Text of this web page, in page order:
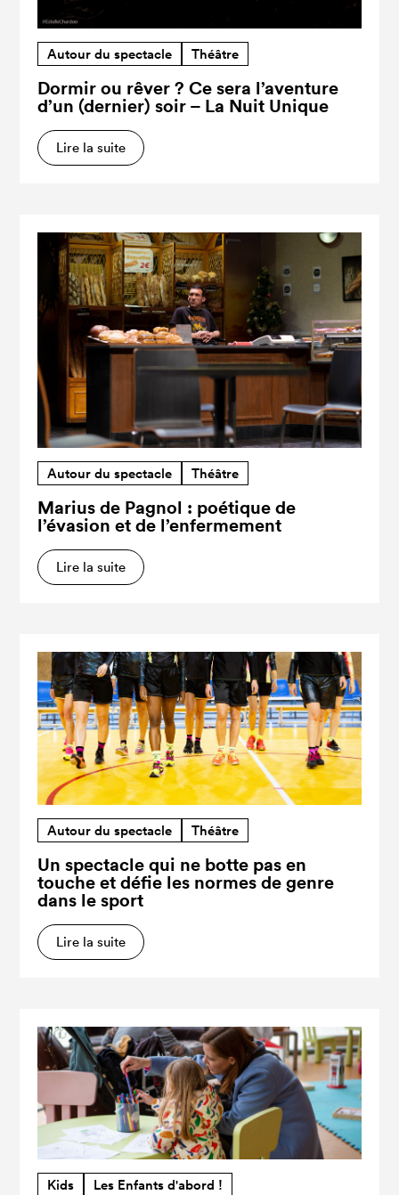
Autour du spectacle Théâtre
Dormir ou rêver ? Ce sera l’aventure
d’un (dernier) soir – La Nuit Unique
Lire la suite
Autour du spectacle Théâtre
Marius de Pagnol : poétique de
l’évasion et de l’enfermement
Lire la suite
Autour du spectacle Théâtre
Un spectacle qui ne botte pas en
touche et défie les normes de genre
dans le sport
Lire la suite
Kids Les Enfants d'abord !